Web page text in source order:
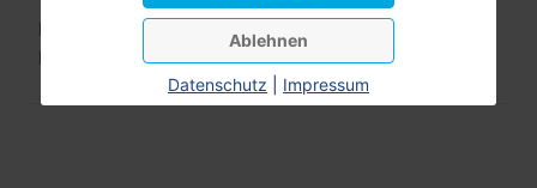
Ihr Pflegealltag zu Hause - Praktische Tipps für
Pflegende
Ablehnen
Datenschutz Impressum